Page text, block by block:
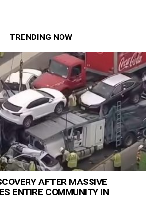
TRENDING NOW
AFTER MASSIVE
ENTIRE COMMUNITY IN